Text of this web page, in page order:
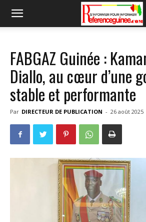
FABGAZ Guinée :
Diallo, au cœur d’une
stable et performante
Par DIRECTEUR DE PUBLICATION - 26 août 2025